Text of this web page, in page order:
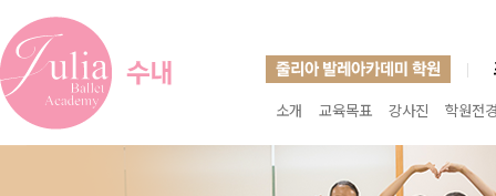
소개 교육목표 강사진 학원전